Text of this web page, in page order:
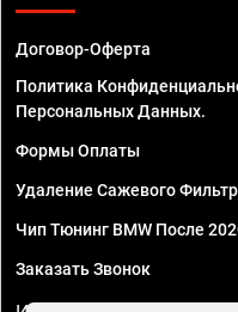
Договор-Оферта
Политика
Персональных Данных.
Формы Оплаты
Удаление Сажевого
Чип Тюнинг BMW После
Заказать Звонок